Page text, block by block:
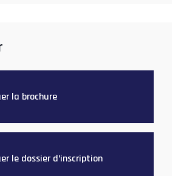
la brochure
le dossier d’inscription